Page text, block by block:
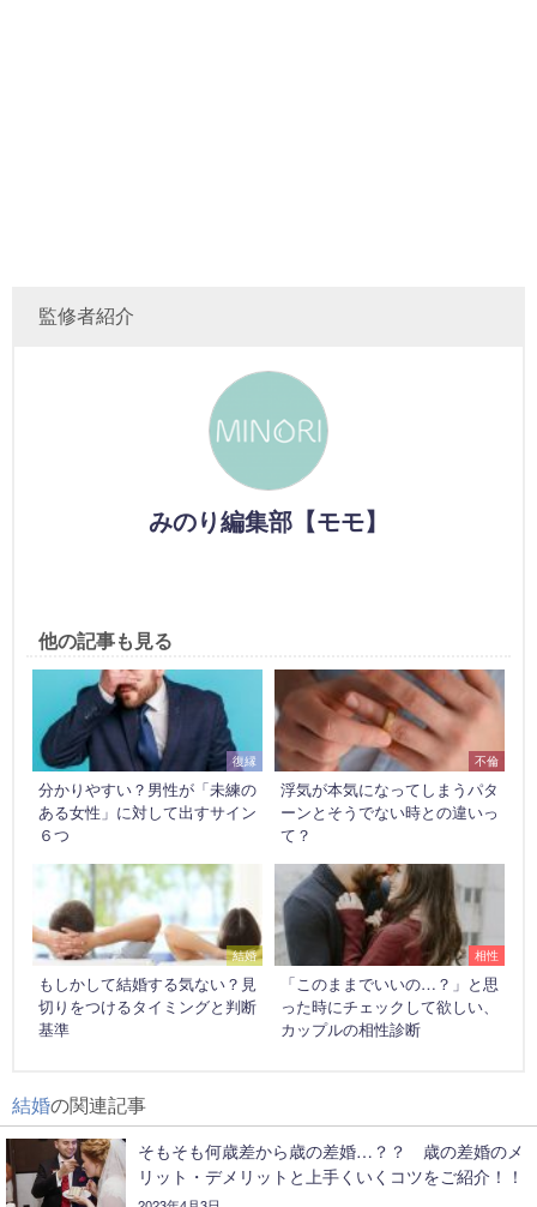
監修者紹介
みのり編集部【モモ】
他の記事も見る
復縁
分かりやすい？男性が「未練の
ある女性」に対して出すサイン
６つ
不倫
浮気が本気になってしまうパタ
ーンとそうでない時との違いっ
て？
結婚
もしかして結婚する気ない？見
切りをつけるタイミングと判断
基準
相性
「このままでいいの…？」と思
った時にチェックして欲しい、
カップルの相性診断
結婚の関連記事
そもそも何歳差から歳の差婚…？？ 歳の差婚のメ
リット・デメリットと上手くいくコツをご紹介！！